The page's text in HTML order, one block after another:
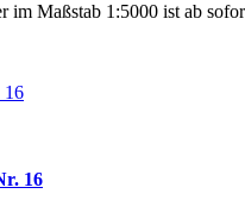
im Maßstab 1:5000 ist ab
16